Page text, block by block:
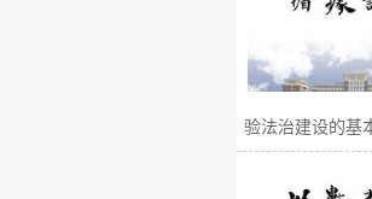
验法治建设的基